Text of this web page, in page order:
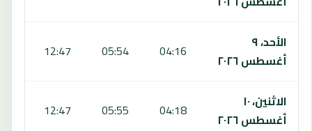
الأحد، ٩
أغسطس ٢٠٢٦
04:16
05:54
12:47
الاثنين، ١٠
أغسطس ٢٠٢٦
04:18
05:55
12:47